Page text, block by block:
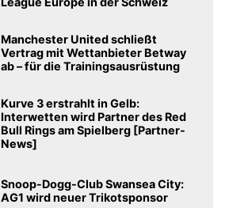
Manchester United schließt
Vertrag mit Wettanbieter Betway
ab – für die Trainingsausrüstung
Kurve 3 erstrahlt in Gelb:
Interwetten wird Partner des Red
Bull Rings am Spielberg [Partner-
News]
Snoop-Dogg-Club Swansea City:
AG1 wird neuer Trikotsponsor